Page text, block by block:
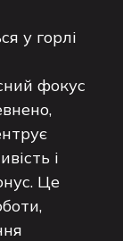
у горлі
фокус
і
Це